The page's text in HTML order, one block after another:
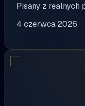
Pisany z realnych
4 czerwca 2026